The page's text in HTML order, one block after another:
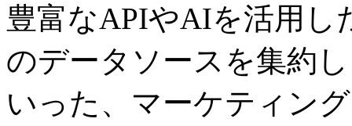
豊富なAPIやAIを活用し
のデータソースを集約
いった、マーケティン